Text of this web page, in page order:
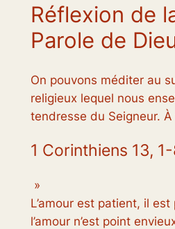
Réflexion de
Parole de
On pouvons méditer au
religieux lequel nous
tendresse du Seigneur. À
1 Corinthiens 13,
»
L’amour est patient, il
l’amour n’est point